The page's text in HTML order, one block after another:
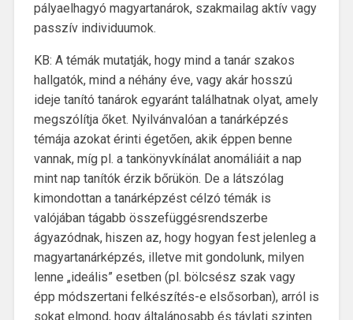
pályaelhagyó magyartanárok, szakmailag aktív vagy
passzív individuumok.
KB: A témák mutatják, hogy mind a tanár szakos
hallgatók, mind a néhány éve, vagy akár hosszú
ideje tanító tanárok egyaránt találhatnak olyat, amely
megszólítja őket. Nyilvánvalóan a tanárképzés
témája azokat érinti égetően, akik éppen benne
vannak, míg pl. a tankönyvkínálat anomáliáit a nap
mint nap tanítók érzik bőrükön. De a látszólag
kimondottan a tanárképzést célzó témák is
valójában tágabb összefüggésrendszerbe
ágyazódnak, hiszen az, hogy hogyan fest jelenleg a
magyartanárképzés, illetve mit gondolunk, milyen
lenne „ideális” esetben (pl. bölcsész szak vagy
épp módszertani felkészítés-e elsősorban), arról is
sokat elmond, hogy általánosabb és távlati szinten